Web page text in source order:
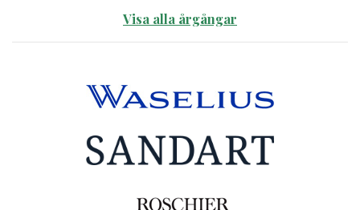
Visa alla årgångar